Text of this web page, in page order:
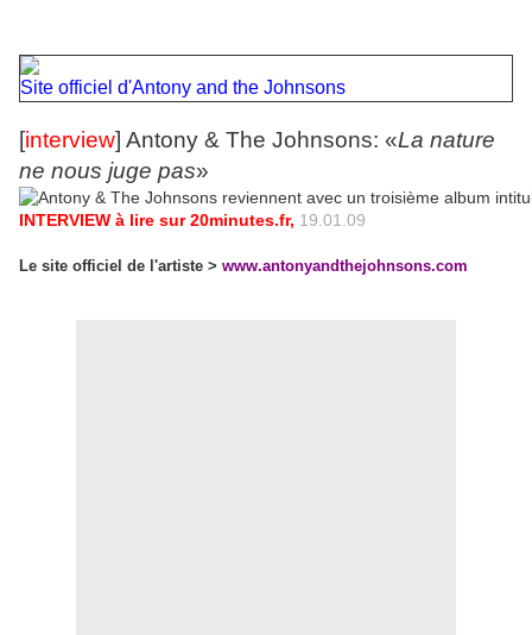
Site officiel d'Antony and the Johnsons
[interview] Antony & The Johnsons: «La nature
ne nous juge pas»
INTERVIEW à lire sur 20minutes.fr, 19.01.09
Le site officiel de l'artiste > www.antonyandthejohnsons.com